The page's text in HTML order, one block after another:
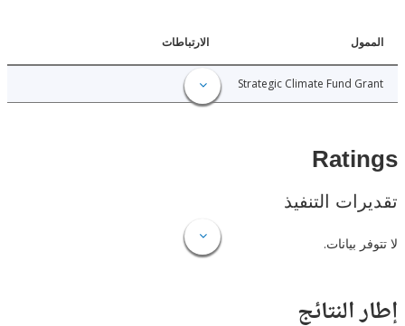
الارتباطات
Strategic Climate Fund
4.88
التنفيذ
بيانات.